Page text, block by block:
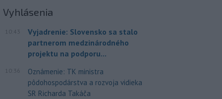
Vyhlásenia
10:43
Vyjadrenie: Slovensko sa stalo
partnerom medzinárodného
projektu na podporu...
10:36
Oznámenie: TK ministra
pôdohospodárstva a rozvoja vidieka
SR Richarda Takáča